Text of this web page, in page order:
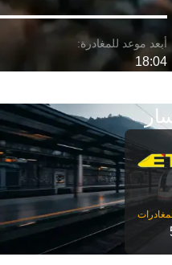
18:04